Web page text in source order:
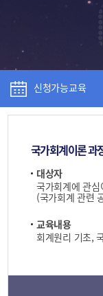
신청가능교육
국가회계이론 과
대상자
국가회계에 관
(국가회계 관련
교육내용
회계원리 기초,